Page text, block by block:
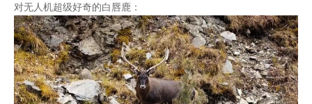
对无人机超级好奇的白唇鹿：